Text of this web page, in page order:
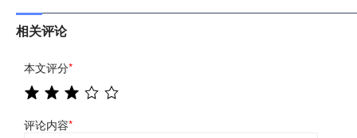
相关评论
本文评分*
评论内容*